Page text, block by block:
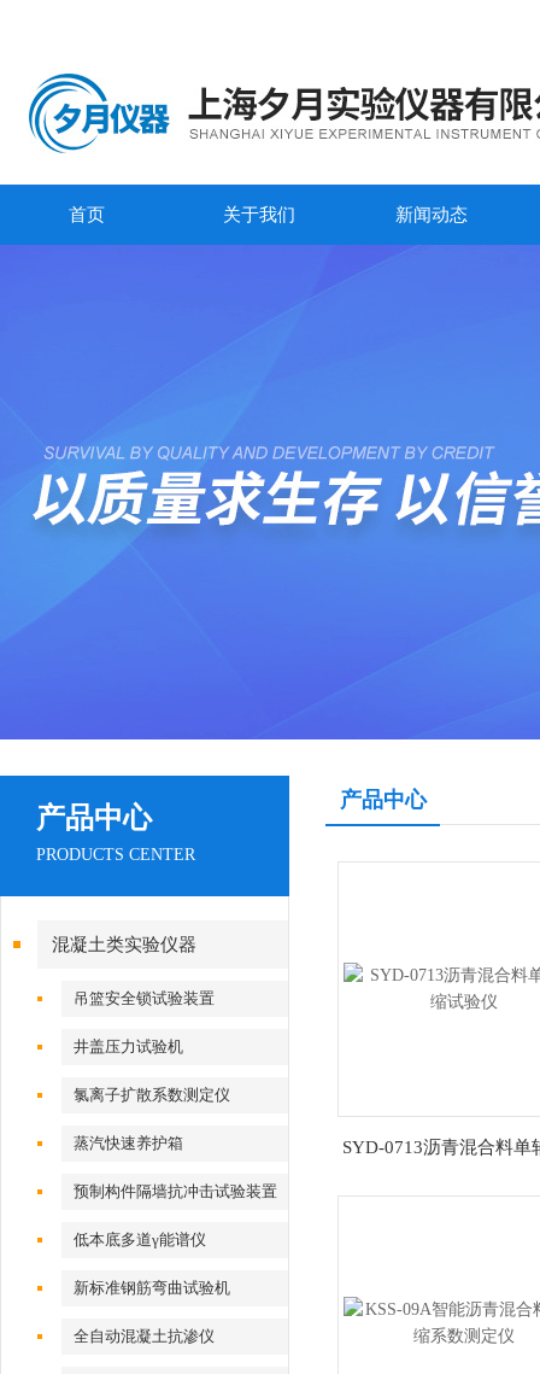
首页 关于我们 新闻动态
产品中心
PRODUCTS CENTER
混凝土类实验仪器
吊篮安全锁试验装置
井盖压力试验机
氯离子扩散系数测定仪
蒸汽快速养护箱
预制构件隔墙抗冲击试验装置
低本底多道γ能谱仪
新标准钢筋弯曲试验机
全自动混凝土抗渗仪
产品中心
SYD-0713沥青混合料单